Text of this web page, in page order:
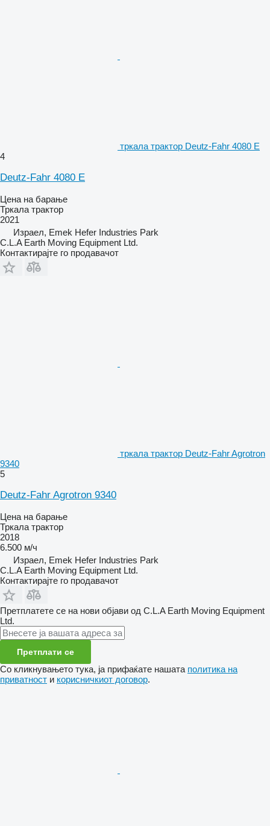
тркала трактор Deutz-Fahr 4080 E
4
Deutz-Fahr 4080 E
Цена на барање
Тркала трактор
2021
Израел, Emek Hefer Industries Park
C.L.A Earth Moving Equipment Ltd.
Контактирајте го продавачот
тркала трактор Deutz-Fahr Agrotron
9340
5
Deutz-Fahr Agrotron 9340
Цена на барање
Тркала трактор
2018
6.500 м/ч
Израел, Emek Hefer Industries Park
C.L.A Earth Moving Equipment Ltd.
Контактирајте го продавачот
Претплатете се на нови објави од C.L.A Earth Moving Equipment
Ltd.
Претплати се
Со кликнувањето тука, ја прифаќате нашата политика на
приватност и корисничкиот договор.